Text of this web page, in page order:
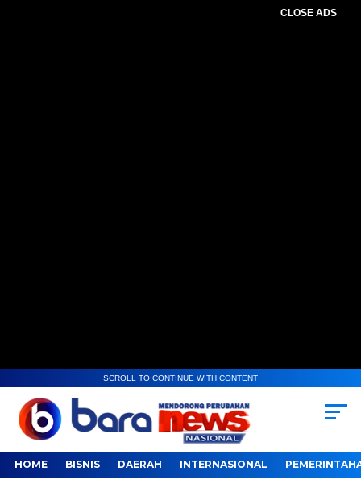
CLOSE ADS
SCROLL TO CONTINUE WITH CONTENT
HOME BISNIS DAERAH INTERNASIONAL